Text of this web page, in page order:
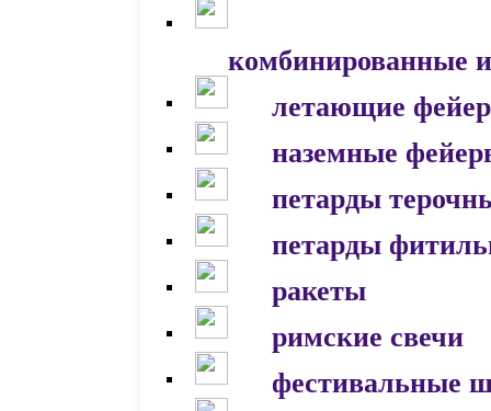
комбинированные
летающие
наземные
петарды
петарды
ракеты
римские свечи
фестивальные